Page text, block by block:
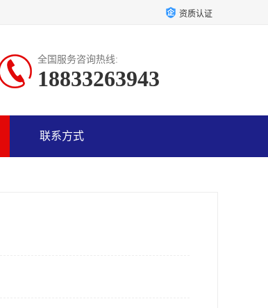
资质认证
全国服务咨询热线:
18833263943
联系方式